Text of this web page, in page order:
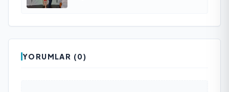
YORUMLAR (0)